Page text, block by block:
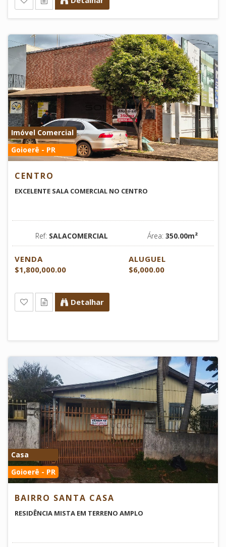
Imóvel Comercial
Goioerê - PR
CENTRO
EXCELENTE SALA COMERCIAL NO CENTRO
Ref: SALACOMERCIAL Área: 350.00m²
VENDA
$1,800,000.00
ALUGUEL
$6,000.00
Detalhar
Casa
Goioerê - PR
BAIRRO SANTA CASA
RESIDÊNCIA MISTA EM TERRENO AMPLO